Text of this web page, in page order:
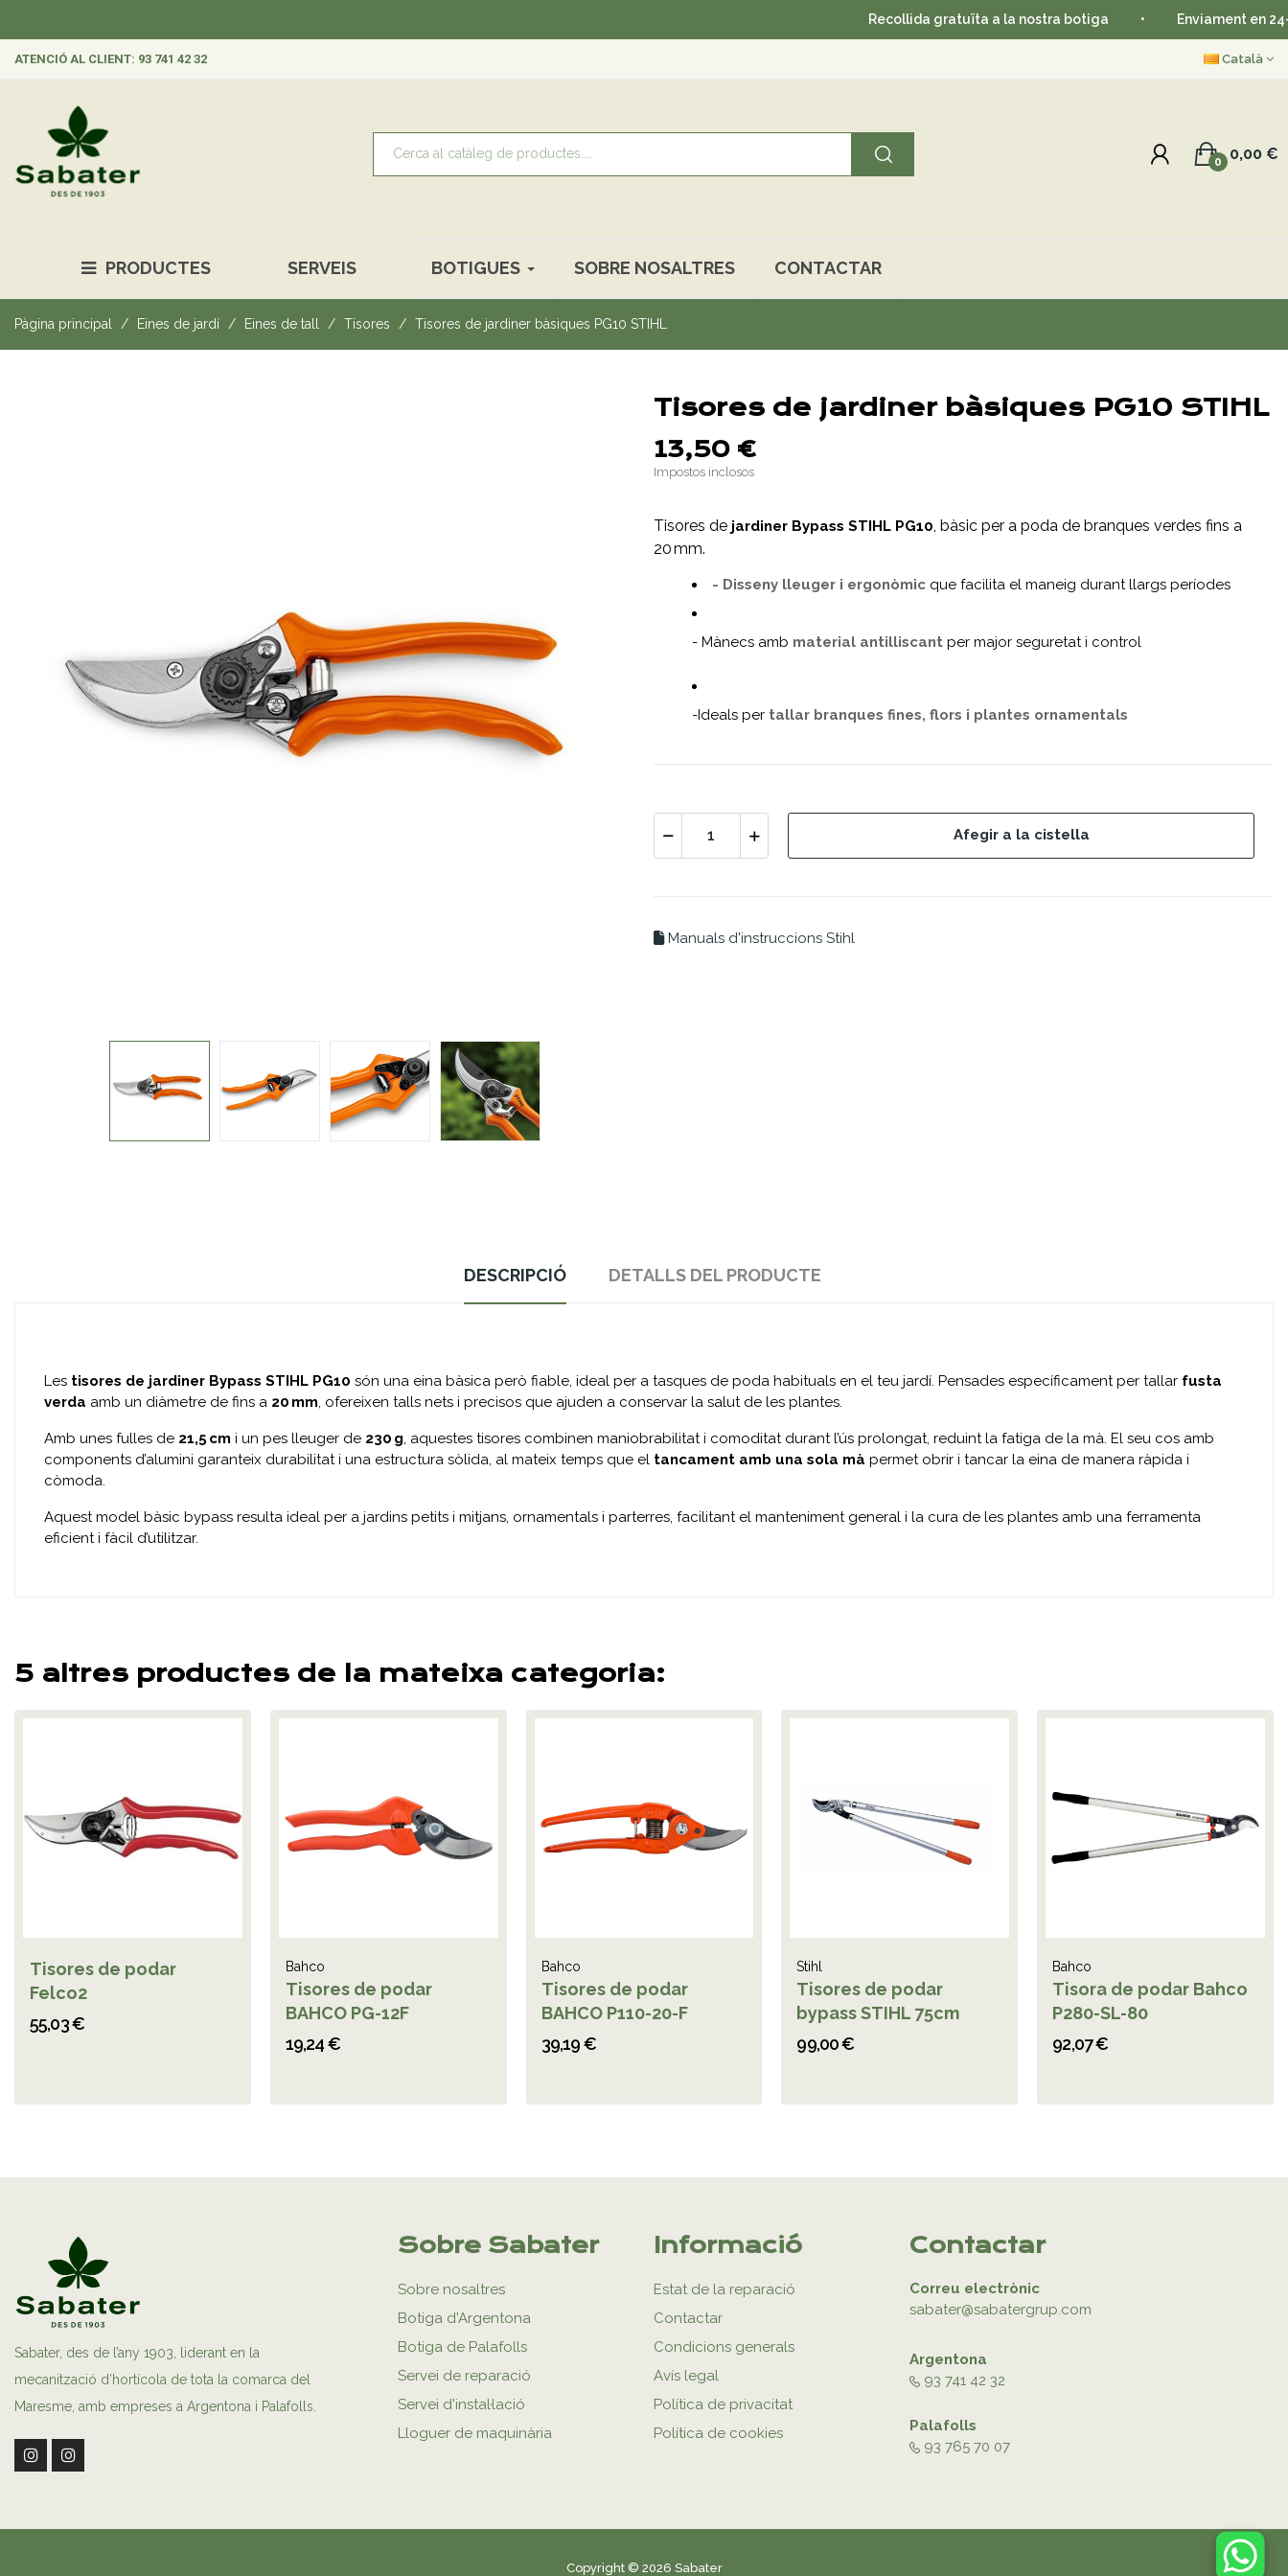
Recollida gratuïta a la nostra botiga • Enviament en 24-48
ATENCIÓ AL CLIENT: 93 741 42 32 Català
0,00 €
0
PRODUCTES SERVEIS BOTIGUES SOBRE NOSALTRES CONTACTAR
Pàgina principal Eines de jardí Eines de tall Tisores Tisores de jardiner bàsiques PG10 STIHL
Tisores de jardiner bàsiques PG10 STIHL
13,50 €
Impostos inclosos
Tisores de jardiner Bypass STIHL PG10, bàsic per a poda de branques verdes fins a
20 mm.
- Disseny lleuger i ergonòmic que facilita el maneig durant llargs períodes
- Mànecs amb material antilliscant per major seguretat i control
-Ideals per tallar branques fines, flors i plantes ornamentals
Afegir a la cistella
Manuals d'instruccions Stihl
DESCRIPCIÓ DETALLS DEL PRODUCTE
Les tisores de jardiner Bypass STIHL PG10 són una eina bàsica però fiable, ideal per a tasques de poda habituals en el teu jardí. Pensades específicament per tallar fusta
verda amb un diàmetre de fins a 20 mm, ofereixen talls nets i precisos que ajuden a conservar la salut de les plantes.
Amb unes fulles de 21,5 cm i un pes lleuger de 230 g, aquestes tisores combinen maniobrabilitat i comoditat durant l’ús prolongat, reduint la fatiga de la mà. El seu cos amb
components d’alumini garanteix durabilitat i una estructura sòlida, al mateix temps que el tancament amb una sola mà permet obrir i tancar la eina de manera ràpida i
còmoda.
Aquest model bàsic bypass resulta ideal per a jardins petits i mitjans, ornamentals i parterres, facilitant el manteniment general i la cura de les plantes amb una ferramenta
eficient i fàcil d’utilitzar.
5 altres productes de la mateixa categoria:
Tisores de podar
Felco2
55,03 €
Bahco
Tisores de podar
BAHCO PG-12F
19,24 €
Bahco
Tisores de podar
BAHCO P110-20-F
39,19 €
Stihl
Tisores de podar
bypass STIHL 75cm
99,00 €
Bahco
Tisora de podar Bahco
P280-SL-80
92,07 €
Sabater, des de l’any 1903, liderant en la
mecanització d’hortícola de tota la comarca del
Maresme, amb empreses a Argentona i Palafolls.
Sobre Sabater
Sobre nosaltres
Botiga d'Argentona
Botiga de Palafolls
Servei de reparació
Servei d'instal·lació
Lloguer de maquinària
Informació
Estat de la reparació
Contactar
Condicions generals
Avís legal
Política de privacitat
Política de cookies
Contactar
Correu electrònic
sabater@sabatergrup.com
Argentona
93 741 42 32
Palafolls
93 765 70 07
Copyright © 2026 Sabater